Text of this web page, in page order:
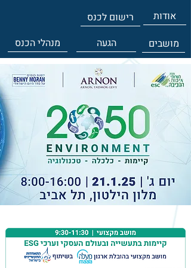
רישום לכנס
אודות
מנהלי הכנס
הגעה מושבים